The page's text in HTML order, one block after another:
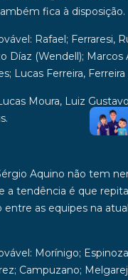
fica à disposição.
Rafael; Ferraresi,
Díaz (Wendell); Marcos
Lucas Ferreira,
Moura, Luiz
Aquino não tem
a tendência é que
as equipes na
Morínigo;
Campuzano;